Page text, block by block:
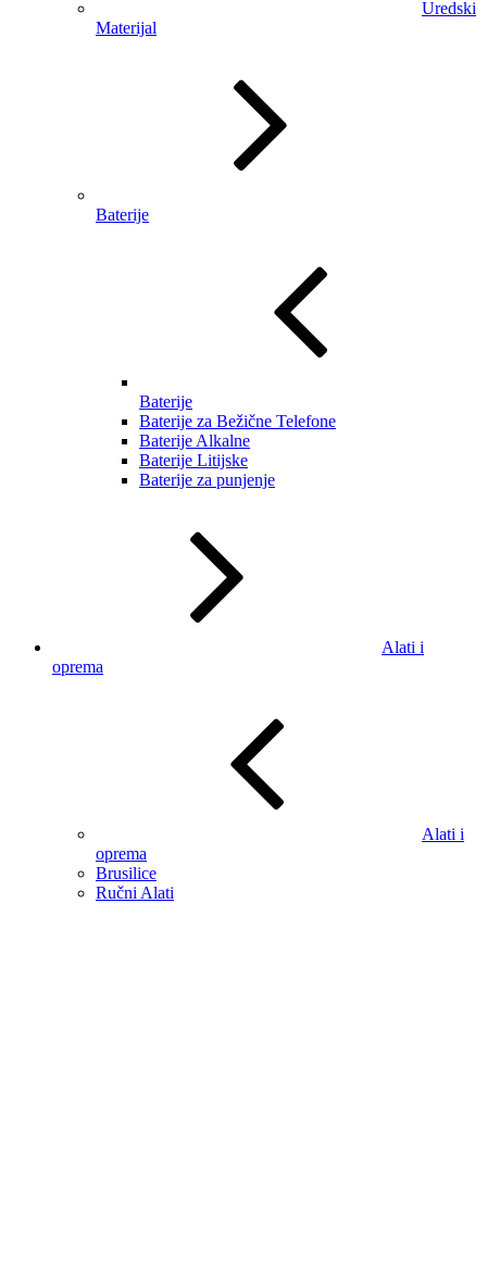
Uredski
Materijal
Baterije
Baterije
Baterije za Bežične Telefone
Baterije Alkalne
Baterije Litijske
Baterije za punjenje
Alati i
oprema
Alati i
oprema
Brusilice
Ručni Alati